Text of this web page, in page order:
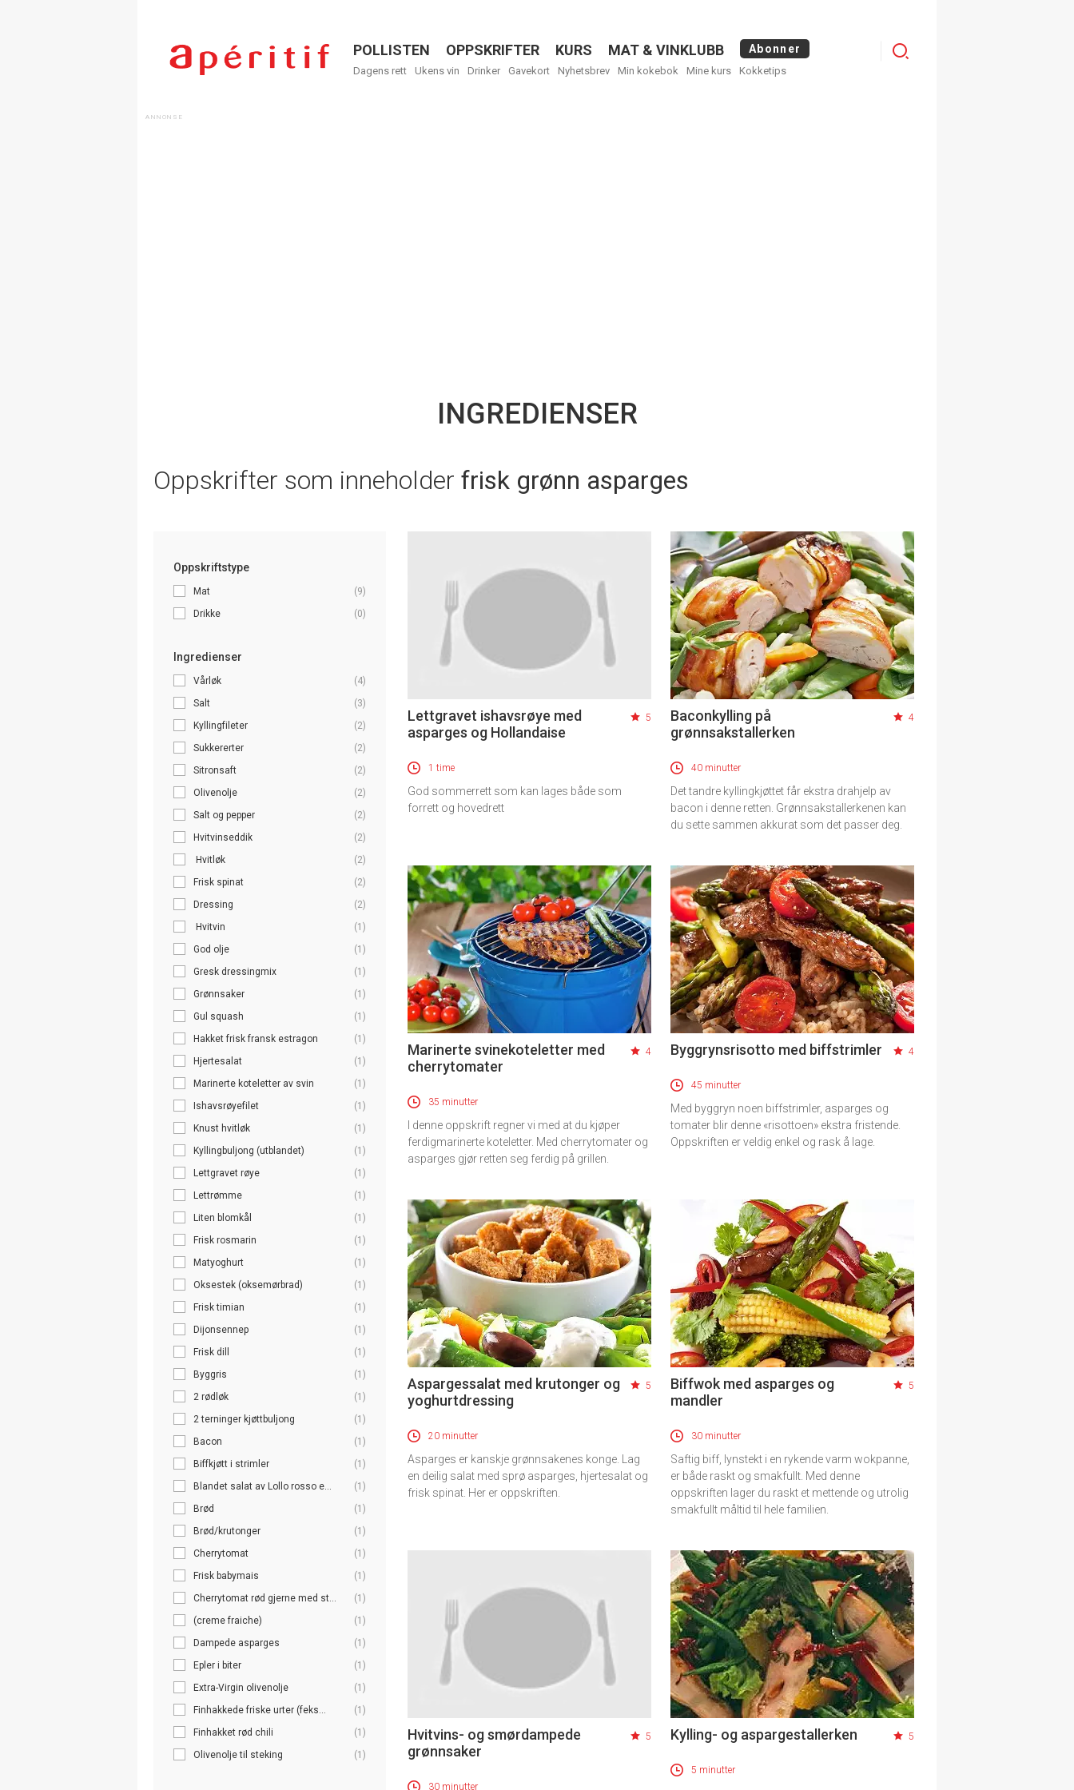
Menu
POLLISTEN OPPSKRIFTER KURS MAT & VINKLUBB Abonner
Dagens rett Ukens vin Drinker Gavekort Nyhetsbrev Min kokebok Mine kurs Kokketips
Logg
INGREDIENSER
Oppskrifter som inneholder frisk grønn asparges
Oppskriftstype
Mat
(9)
Drikke
(0)
Ingredienser
Vårløk
(4)
Salt
(3)
Kyllingfileter
(2)
Sukkererter
(2)
Sitronsaft
(2)
Olivenolje
(2)
Salt og pepper
(2)
Hvitvinseddik
(2)
Hvitløk
(2)
Frisk spinat
(2)
Dressing
(2)
Hvitvin
(1)
God olje
(1)
Gresk dressingmix
(1)
Grønnsaker
(1)
Gul squash
(1)
Hakket frisk fransk estragon
(1)
Hjertesalat
(1)
Marinerte koteletter av svin
(1)
Ishavsrøyefilet
(1)
Knust hvitløk
(1)
Kyllingbuljong (utblandet)
(1)
Lettgravet røye
(1)
Lettrømme
(1)
Liten blomkål
(1)
Frisk rosmarin
(1)
Matyoghurt
(1)
Oksestek (oksemørbrad)
(1)
Frisk timian
(1)
Dijonsennep
(1)
Frisk dill
(1)
Byggris
(1)
2 rødløk
(1)
2 terninger kjøttbuljong
(1)
Bacon
(1)
Biffkjøtt i strimler
(1)
Blandet salat av Lollo rosso e...
(1)
Brød
(1)
Brød/krutonger
(1)
Cherrytomat
(1)
Frisk babymais
(1)
Cherrytomat rød gjerne med st...
(1)
(creme fraiche)
(1)
Dampede asparges
(1)
Epler i biter
(1)
Extra-Virgin olivenolje
(1)
Finhakkede friske urter (feks...
(1)
Finhakket rød chili
(1)
Olivenolje til steking
(1)
Lettgravet ishavsrøye med
asparges og Hollandaise
5
1 time
God sommerrett som kan lages både som
forrett og hovedrett
Baconkylling på
grønnsakstallerken
4
40 minutter
Det tandre kyllingkjøttet får ekstra drahjelp av
bacon i denne retten. Grønnsakstallerkenen kan
du sette sammen akkurat som det passer deg.
Marinerte svinekoteletter med
cherrytomater
4
35 minutter
I denne oppskrift regner vi med at du kjøper
ferdigmarinerte koteletter. Med cherrytomater og
asparges gjør retten seg ferdig på grillen.
Byggrynsrisotto med biffstrimler 4
45 minutter
Med byggryn noen biffstrimler, asparges og
tomater blir denne «risottoen» ekstra fristende.
Oppskriften er veldig enkel og rask å lage.
Aspargessalat med krutonger og
yoghurtdressing
5
20 minutter
Asparges er kanskje grønnsakenes konge. Lag
en deilig salat med sprø asparges, hjertesalat og
frisk spinat. Her er oppskriften.
Biffwok med asparges og
mandler
5
30 minutter
Saftig biff, lynstekt i en rykende varm wokpanne,
er både raskt og smakfullt. Med denne
oppskriften lager du raskt et mettende og utrolig
smakfullt måltid til hele familien.
Hvitvins- og smørdampede
grønnsaker
5
30 minutter
Kylling- og aspargestallerken 5
5 minutter